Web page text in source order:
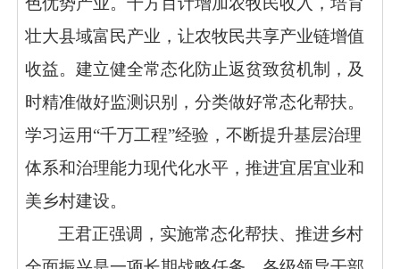
壮大县域富民产业，让农牧民共享产业链增值
收益。 建立健全常态化防止返贫致贫机制， 及
时精准做好监测识别，分类做好常态化帮扶。
学习运用“千万工程”经验， 不断提升基层治理
体系和治理能力现代化水平，推进宜居宜业和
美乡村建设。
王君正强调，实施常态化帮扶、推进乡村